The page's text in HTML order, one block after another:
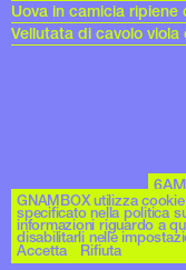
Uova in camicia
Vellutata di cavolo
6AM
GNAMBOX utilizza
specificato nella politica
informazioni riguardo a
disabilitarli nelle
Accetta Rifiuta